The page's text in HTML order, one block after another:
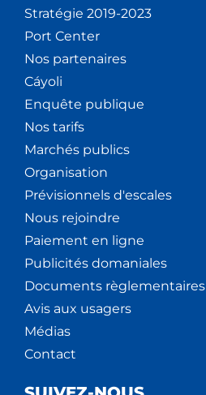
Stratégie 2019-2023
Port Center
Nos partenaires
Cáyoli
Enquête publique
Nos tarifs
Marchés publics
Organisation
Prévisionnels d'escales
Nous rejoindre
Paiement en ligne
Publicités domaniales
Documents règlementaires
Avis aux usagers
Médias
Contact